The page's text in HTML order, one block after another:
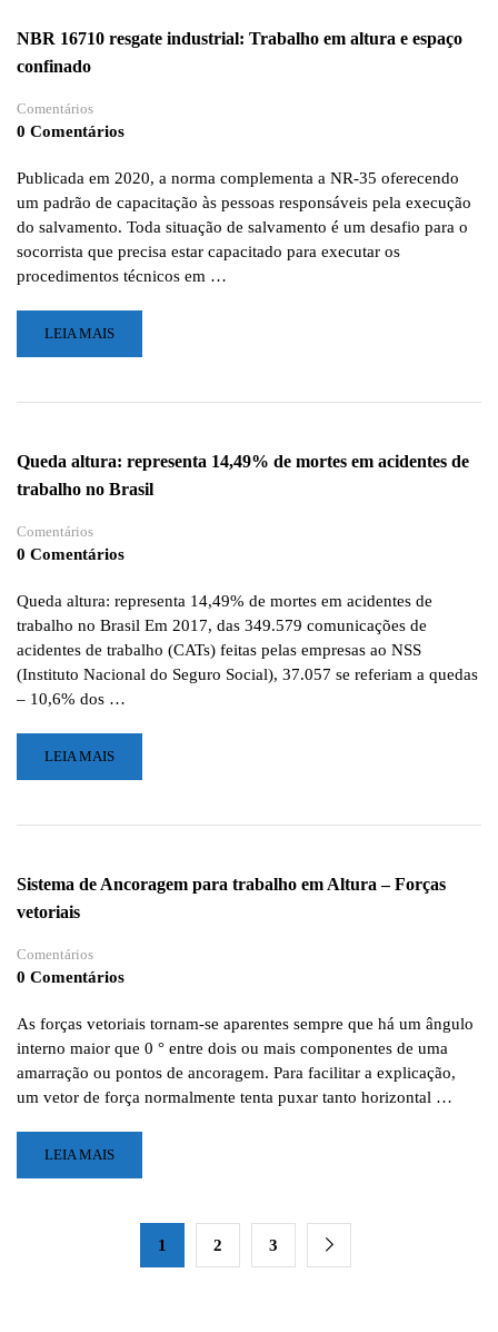
E
O
NÃO
FAZER
TRABALHO
EM
ALTURA
NBR 16710 resgate industrial: Trabalho em altura e espaço
confinado
Comentários
0 Comentários
Publicada em 2020, a norma complementa a NR-35 oferecendo
um padrão de capacitação às pessoas responsáveis pela execução
do salvamento. Toda situação de salvamento é um desafio para o
socorrista que precisa estar capacitado para executar os
procedimentos técnicos em …
LEIA
MAIS
NBR
INDUSTRIAL:
TRABALHO
ALTURA
E
CONFINADO
LEIA MAIS
Queda altura: representa 14,49% de mortes em acidentes de
trabalho no Brasil
Comentários
0 Comentários
Queda altura: representa 14,49% de mortes em acidentes de
trabalho no Brasil Em 2017, das 349.579 comunicações de
acidentes de trabalho (CATs) feitas pelas empresas ao NSS
(Instituto Nacional do Seguro Social), 37.057 se referiam a quedas
– 10,6% dos …
LEIA
MAIS
QUEDA
14,49%
DE
EM
ACIDENTES
TRABALHO
NO
BRASIL
LEIA MAIS
Sistema de Ancoragem para trabalho em Altura – Forças
vetoriais
Comentários
0 Comentários
As forças vetoriais tornam-se aparentes sempre que há um ângulo
interno maior que 0 ° entre dois ou mais componentes de uma
amarração ou pontos de ancoragem. Para facilitar a explicação,
um vetor de força normalmente tenta puxar tanto horizontal …
LEIA
MAIS
LEIA MAIS
1 2 3